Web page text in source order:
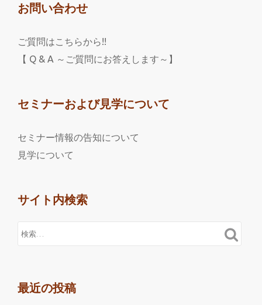
お問い合わせ
ご質問はこちらから!!
【 Q & A ～ご質問にお答えします～】
セミナーおよび見学について
セミナー情報の告知について
見学について
サイト内検索
最近の投稿